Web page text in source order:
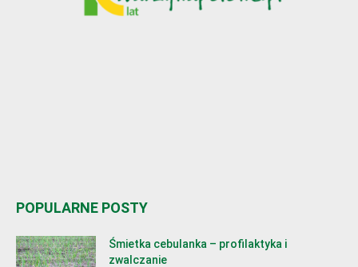
POPULARNE POSTY
Śmietka cebulanka – profilaktyka i
zwalczanie